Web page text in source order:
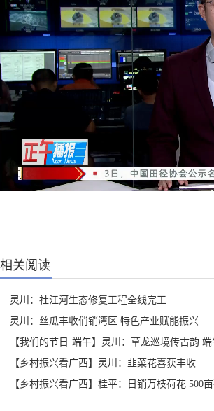
相关阅读
·
灵川：社江河生态修复工程全线完工
·
灵川：丝瓜丰收俏销湾区 特色产业赋能振兴
·
【我们的节日·端午】灵川：草龙巡境传古韵
·
【乡村振兴看广西】灵川：韭菜花喜获丰收
·
【乡村振兴看广西】桂平：日销万枝荷花 500